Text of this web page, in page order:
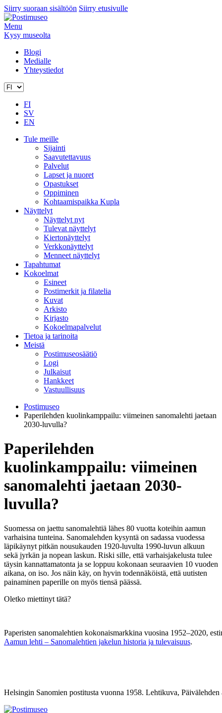
Siirry suoraan sisältöön Siirry etusivulle
Menu
Kysy museolta
Blogi
Medialle
Yhteystiedot
FI
SV
EN
Tule meille
Sijainti
Saavutettavuus
Palvelut
Lapset ja nuoret
Opastukset
Oppiminen
Kohtaamispaikka Kupla
Näyttelyt
Näyttelyt nyt
Tulevat näyttelyt
Kiertonäyttelyt
Verkkonäyttelyt
Menneet näyttelyt
Tapahtumat
Kokoelmat
Esineet
Postimerkit ja filatelia
Kuvat
Arkisto
Kirjasto
Kokoelmapalvelut
Tietoa ja tarinoita
Meistä
Postimuseosäätiö
Logi
Julkaisut
Hankkeet
Vastuullisuus
Postimuseo
Paperilehden kuolinkamppailu: viimeinen sanomalehti jaetaan
2030-luvulla?
Paperilehden
kuolinkamppailu: viimeinen
sanomalehti jaetaan 2030-
luvulla?
Suomessa on jaettu sanomalehtiä lähes 80 vuotta koteihin aamun
varhaisina tunteina. Sanomalehden kysyntä on sadassa vuodessa
läpikäynyt pitkän nousukauden 1920-luvulta 1990-luvun alkuun
sekä jyrkän ja nopean laskun. Riski sille, että varhaisjakelusta tulee
täysin kannattamatonta ja se loppuu kokonaan seuraavien 10 vuoden
aikana, on iso. Jos näin käy, on hyvin todennäköistä, että uutisten
painaminen paperille on myös tiensä päässä.
Oletko miettinyt tätä?
Paperisten sanomalehtien kokonaismarkkina vuosina 1952–2020,
Aamun lehti – Sanomalehtien jakelun historia ja tulevaisuus.
Helsingin Sanomien postitusta vuonna 1958. Lehtikuva, Päivälehden